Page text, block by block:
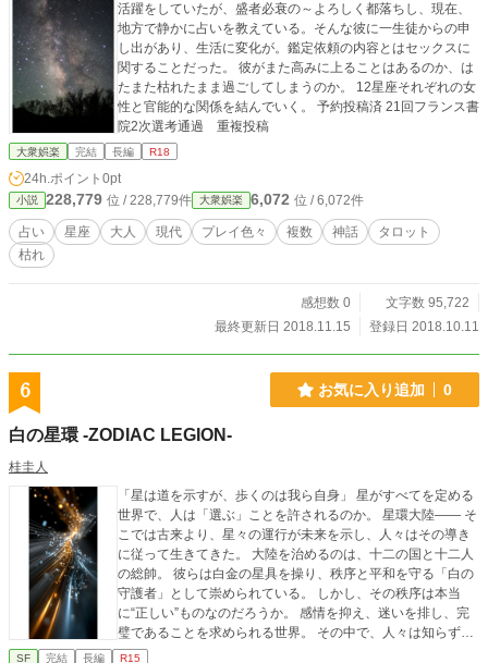
活躍をしていたが、盛者必衰の～よろしく都落ちし、現在、
地方で静かに占いを教えている。そんな彼に一生徒からの申
し出があり、生活に変化が。鑑定依頼の内容とはセックスに
関することだった。 彼がまた高みに上ることはあるのか、は
たまた枯れたまま過ごしてしまうのか。 12星座それぞれの女
性と官能的な関係を結んでいく。 予約投稿済 21回フランス書
院2次選考通過 重複投稿
大衆娯楽 完結 長編 R18
24h.ポイント 0pt
小説 228,779 位 / 228,779件 大衆娯楽 6,072 位 / 6,072件
占い 星座 大人 現代 プレイ色々 複数 神話
タロット
枯れ
感想数 0
文字数 95,722
最終更新日 2018.11.15
登録日 2018.10.11
6 お気に入り追加 0
白の星環 -ZODIAC LEGION-
桂圭人
「星は道を示すが、歩くのは我ら自身」 星がすべてを定める
世界で、人は「選ぶ」ことを許されるのか。 星環大陸―― そ
こでは古来より、星々の運行が未来を示し、人々はその導き
に従って生きてきた。 大陸を治めるのは、十二の国と十二人
の総帥。 彼らは白金の星具を操り、秩序と平和を守る「白の
守護者」として崇められている。 しかし、その秩序は本当
に“正しい”ものなのだろうか。 感情を抑え、迷いを排し、完
璧であることを求められる世界。 その中で、人々は知らず知
らずのうちに 「自由」という言葉を忘れかけていた。 本作
SF 完結 長編 R15